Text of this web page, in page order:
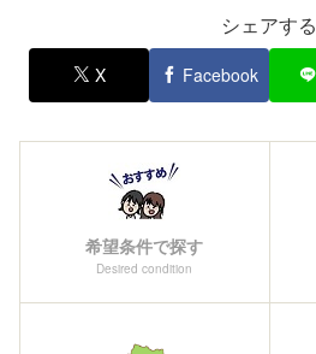
シェアする
X Facebook
希望条件で探す
Desired condition